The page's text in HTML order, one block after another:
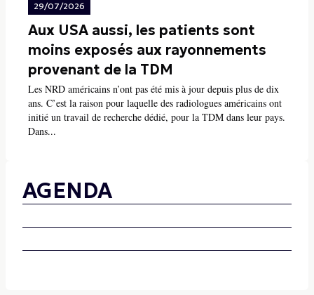
29/07/2026
Aux USA aussi, les patients sont
moins exposés aux rayonnements
provenant de la TDM
Les NRD américains n’ont pas été mis à jour depuis plus de dix
ans. C’est la raison pour laquelle des radiologues américains ont
initié un travail de recherche dédié, pour la TDM dans leur pays.
Dans...
AGENDA